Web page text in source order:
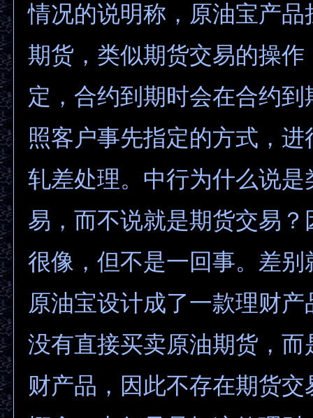
情况的说明称，原油宝产品
期货，类似期货交易的操作
定，合约到期时会在合约到
照客户事先指定的方式，
轧差处理。中行为什么说是
易，而不说就是期货交易？
很像，但不是一回事。差别
原油宝设计成了一款理财
没有直接买卖原油期货，而
财产品，因此不存在期货